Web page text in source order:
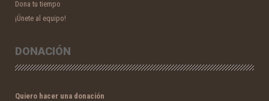
Dona tu tiempo
¡Únete al equipo!
DONACIÓN
Quiero hacer una donación